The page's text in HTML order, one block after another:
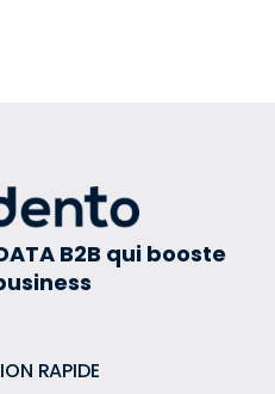
B2B qui booste
RAPIDE